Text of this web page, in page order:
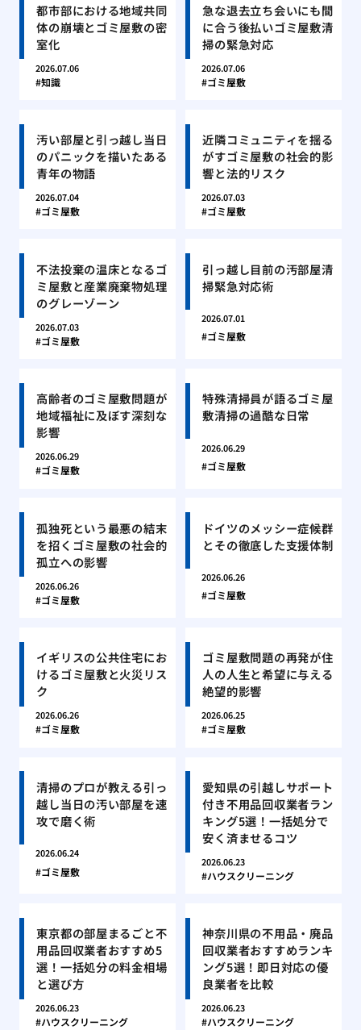
都市部における地域共同
体の崩壊とゴミ屋敷の密
室化
2026.07.06
知識
急な退去立ち会いにも間
に合う後払いゴミ屋敷清
掃の緊急対応
2026.07.06
ゴミ屋敷
汚い部屋と引っ越し当日
のパニックを描いたある
青年の物語
2026.07.04
ゴミ屋敷
近隣コミュニティを揺る
がすゴミ屋敷の社会的影
響と法的リスク
2026.07.03
ゴミ屋敷
不法投棄の温床となるゴ
ミ屋敷と産業廃棄物処理
のグレーゾーン
2026.07.03
ゴミ屋敷
引っ越し目前の汚部屋清
掃緊急対応術
2026.07.01
ゴミ屋敷
高齢者のゴミ屋敷問題が
地域福祉に及ぼす深刻な
影響
2026.06.29
ゴミ屋敷
特殊清掃員が語るゴミ屋
敷清掃の過酷な日常
2026.06.29
ゴミ屋敷
孤独死という最悪の結末
を招くゴミ屋敷の社会的
孤立への影響
2026.06.26
ゴミ屋敷
ドイツのメッシー症候群
とその徹底した支援体制
2026.06.26
ゴミ屋敷
イギリスの公共住宅にお
けるゴミ屋敷と火災リス
ク
2026.06.26
ゴミ屋敷
ゴミ屋敷問題の再発が住
人の人生と希望に与える
絶望的影響
2026.06.25
ゴミ屋敷
清掃のプロが教える引っ
越し当日の汚い部屋を速
攻で磨く術
2026.06.24
ゴミ屋敷
愛知県の引越しサポート
付き不用品回収業者ラン
キング5選！一括処分で
安く済ませるコツ
2026.06.23
ハウスクリーニング
東京都の部屋まるごと不
用品回収業者おすすめ5
選！一括処分の料金相場
と選び方
2026.06.23
ハウスクリーニング
神奈川県の不用品・廃品
回収業者おすすめランキ
ング5選！即日対応の優
良業者を比較
2026.06.23
ハウスクリーニング